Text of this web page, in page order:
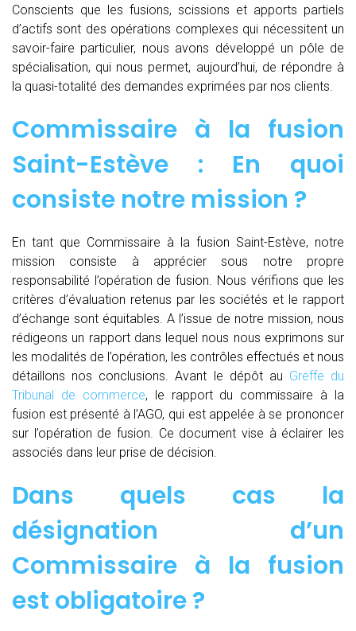
Conscients que les fusions, scissions et apports partiels
d’actifs sont des opérations complexes qui nécessitent un
savoir-faire particulier, nous avons développé un pôle de
spécialisation, qui nous permet, aujourd’hui, de répondre à
la quasi-totalité des demandes exprimées par nos clients.
Commissaire à la fusion
Saint-Estève : En quoi
consiste notre mission ?
En tant que Commissaire à la fusion Saint-Estève, notre
mission consiste à apprécier sous notre propre
responsabilité l’opération de fusion. Nous vérifions que les
critères d’évaluation retenus par les sociétés et le rapport
d’échange sont équitables. A l’issue de notre mission, nous
rédigeons un rapport dans lequel nous nous exprimons sur
les modalités de l’opération, les contrôles effectués et nous
détaillons nos conclusions. Avant le dépôt au Greffe du
Tribunal de commerce, le rapport du commissaire à la
fusion est présenté à l’AGO, qui est appelée à se prononcer
sur l’opération de fusion. Ce document vise à éclairer les
associés dans leur prise de décision.
Dans quels cas la
désignation d’un
Commissaire à la fusion
est obligatoire ?